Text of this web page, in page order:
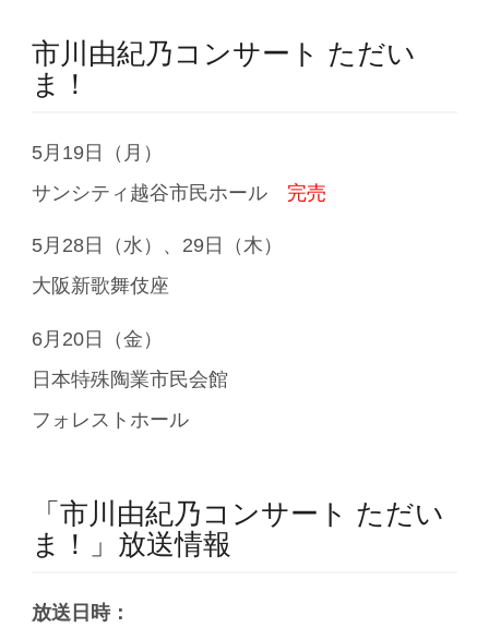
市川由紀乃コンサート ただい
ま！
5月19日（月）
サンシティ越谷市民ホール 完売
5月28日（水）、29日（木）
大阪新歌舞伎座
6月20日（金）
日本特殊陶業市民会館
フォレストホール
「市川由紀乃コンサート ただい
ま！」放送情報
放送日時：